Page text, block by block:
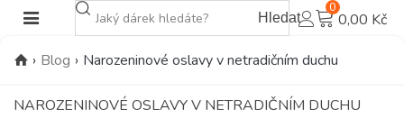
Hledat
0
0,00 Kč
› Blog › Narozeninové oslavy v netradičním duchu
NAROZENINOVÉ OSLAVY V NETRADIČNÍM DUCHU